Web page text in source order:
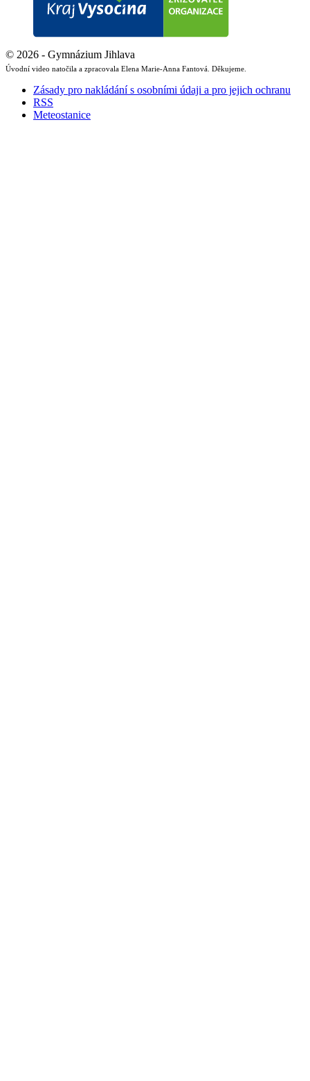
© 2026 - Gymnázium Jihlava
Úvodní video natočila a zpracovala Elena Marie-Anna Fantová. Děkujeme.
Zásady pro nakládání s osobními údaji a pro jejich ochranu
RSS
Meteostanice